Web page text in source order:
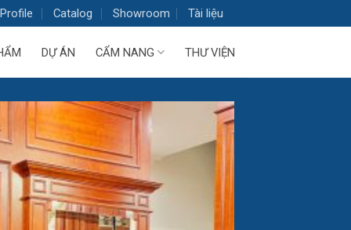
Profile Catalog Showroom Tài liệu
DỰ ÁN CẨM NANG THƯ VIỆN